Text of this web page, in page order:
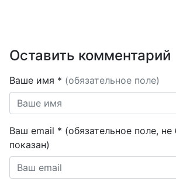
Оставить комментарий
Ваше имя * (обязательное поле)
Ваш email * (обязательное поле,
показан)